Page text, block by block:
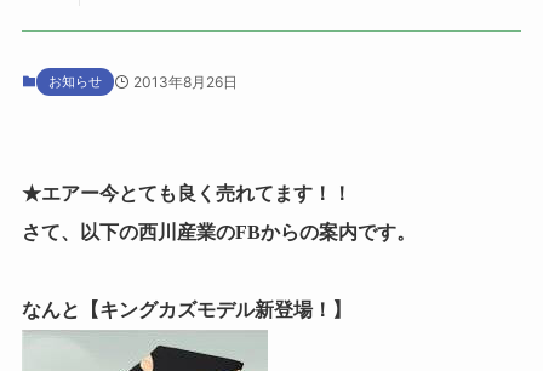
お知らせ 2013年8月26日
★エアー今とても良く売れてます！！
さて、以下の西川産業のFBからの案内です。
なんと【キングカズモデル新登場！】